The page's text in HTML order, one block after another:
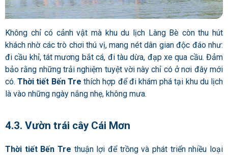
Không chỉ có cảnh vật mà khu du lịch Làng Bè còn thu hút
khách nhờ các trò chơi thú vị, mang nét dân gian độc đáo như:
đi cầu khỉ, tát mương bắt cá, đi tàu dừa, đạp xe qua cầu. Đảm
bảo rằng những trải nghiệm tuyệt vời này chỉ có ở nơi đây mới
có.Thời tiết Bến Tre thích hợp để đi khám phá tại khu du lịch
là vào những ngày nắng nhẹ, không mưa.
4.3. Vườn trái cây Cái Mơn
Thời tiết Bến Tre thuận lợi để trồng và phát triển nhiều loại